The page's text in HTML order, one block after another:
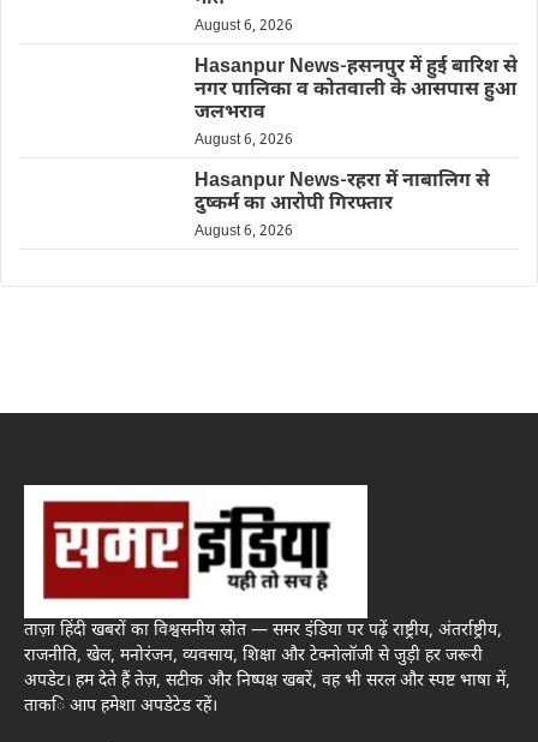
August 6, 2026
Hasanpur News-हसनपुर में हुई बारिश से
नगर पालिका व कोतवाली के आसपास हुआ
जलभराव
August 6, 2026
Hasanpur News-रहरा में नाबालिग से
दुष्कर्म का आरोपी गिरफ्तार
August 6, 2026
ताज़ा हिंदी खबरों का विश्वसनीय स्रोत — समर इंडिया पर पढ़ें राष्ट्रीय, अंतर्राष्ट्रीय,
राजनीति, खेल, मनोरंजन, व्यवसाय, शिक्षा और टेक्नोलॉजी से जुड़ी हर जरूरी
अपडेट। हम देते हैं तेज़, सटीक और निष्पक्ष खबरें, वह भी सरल और स्पष्ट भाषा में,
ताकि आप हमेशा अपडेटेड रहें।